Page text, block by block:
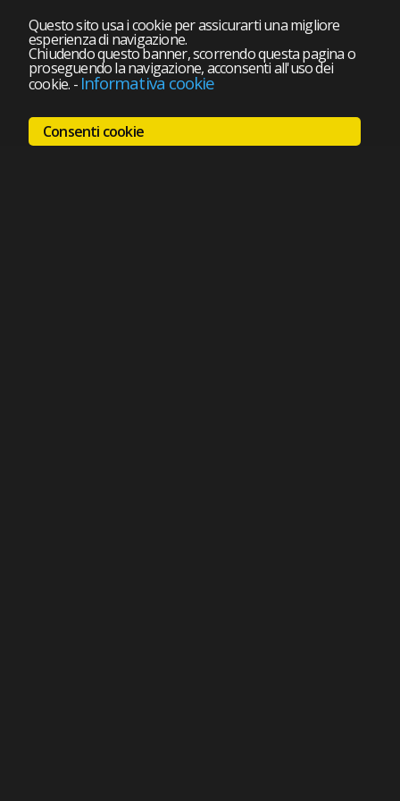
Questo sito usa i cookie per assicurarti una migliore
esperienza di navigazione.
Chiudendo questo banner, scorrendo questa pagina o
proseguendo la navigazione, acconsenti all'uso dei
cookie. - Informativa cookie
Consenti cookie